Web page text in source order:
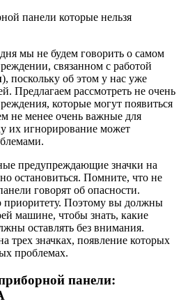
мы не будем говорить о самом
связанном с работой
), поскольку об этом у нас уже
Предлагаем рассмотреть не очень
которые могут появиться
не менее очень важные для
их игнорирование может
предупреждающие значки на
остановиться. Помните, что не
говорят об опасности.
Поэтому вы должны
машине, чтобы знать, какие
оставлять без внимания.
трех значках, появление которых
проблемах.
панели: